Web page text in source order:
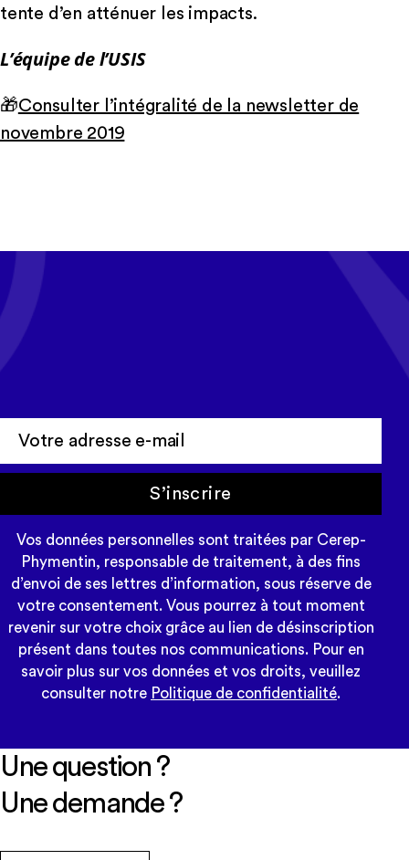
tente d’en atténuer les impacts.
L’équipe de l’USIS
🎁Consulter l’intégralité de la newsletter de
novembre 2019
Tous les mois, recevez l'actualité
S’inscrire
Vos données personnelles sont traitées par Cerep-
Phymentin, responsable de traitement, à des fins
d’envoi de ses lettres d’information, sous réserve de
votre consentement. Vous pourrez à tout moment
revenir sur votre choix grâce au lien de désinscription
présent dans toutes nos communications. Pour en
savoir plus sur vos données et vos droits, veuillez
consulter notre Politique de confidentialité.
Une question ?
Une demande ?